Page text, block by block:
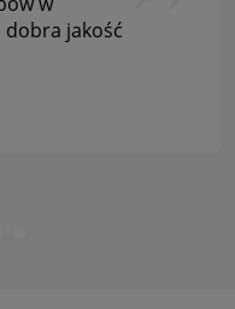
jakość